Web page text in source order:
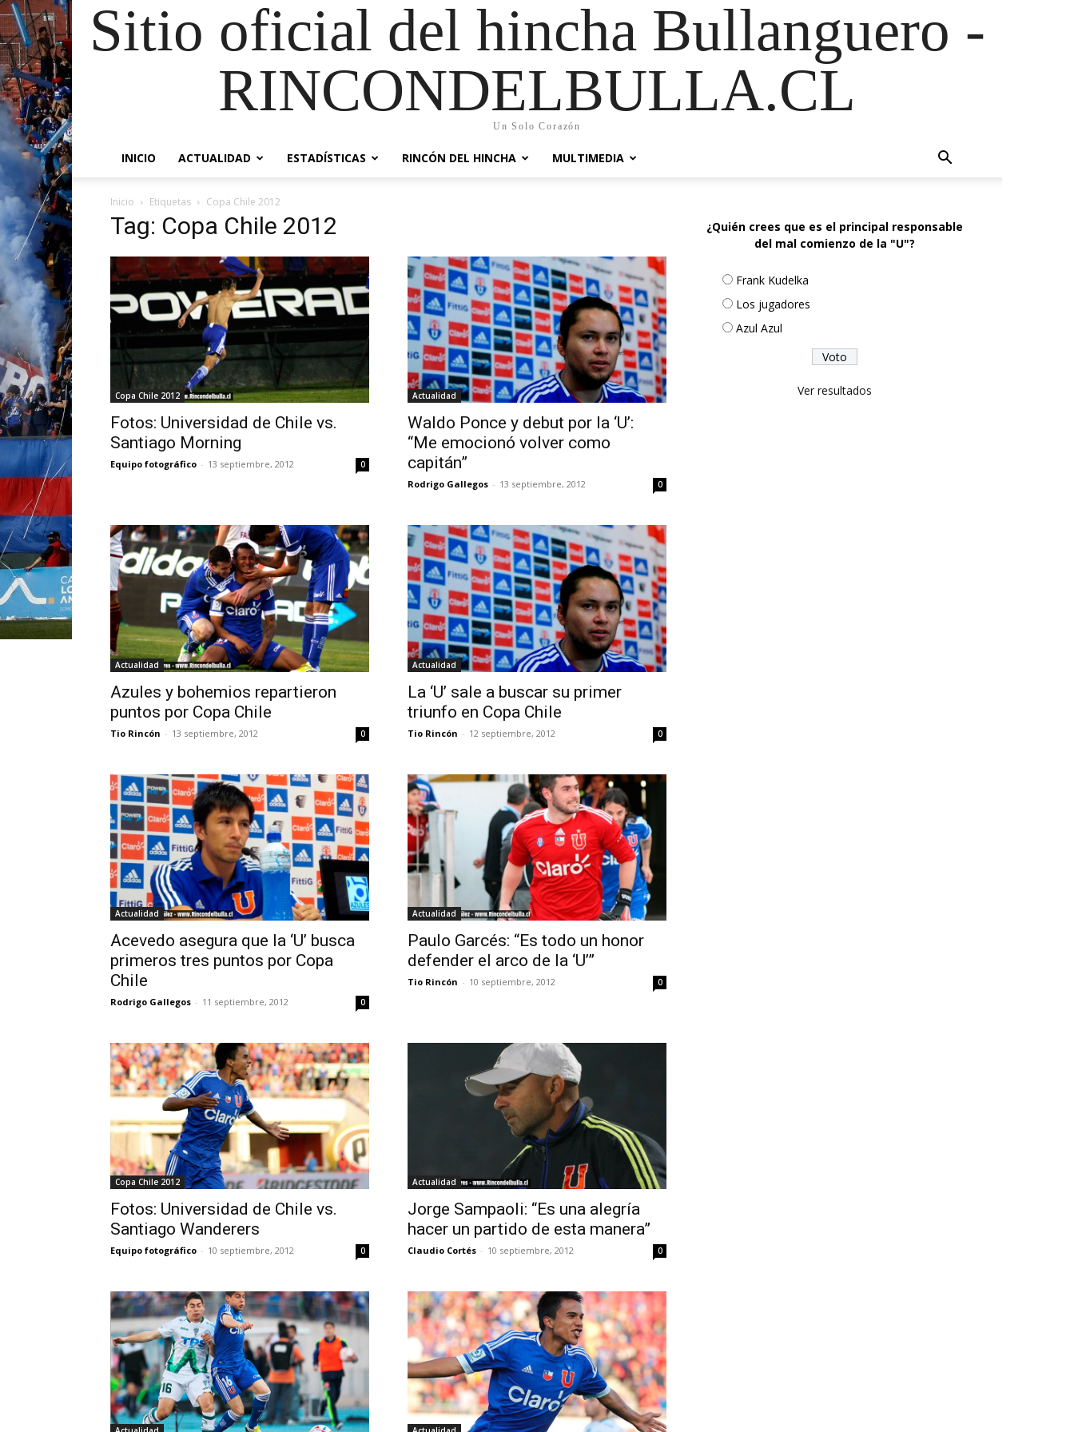
Sitio oficial del hincha Bullanguero -
RINCONDELBULLA.CL
Un Solo Corazón
INICIO ACTUALIDAD ESTADÍSTICAS RINCÓN DEL HINCHA MULTIMEDIA
Inicio Etiquetas Copa Chile 2012
Tag: Copa Chile 2012
Copa Chile 2012
Fotos: Universidad de Chile vs.
Santiago Morning
Equipo fotográfico - 13 septiembre, 2012 0
Actualidad
Waldo Ponce y debut por la ‘U’:
“Me emocionó volver como
capitán”
Rodrigo Gallegos - 13 septiembre, 2012 0
Actualidad
Azules y bohemios repartieron
puntos por Copa Chile
Tio Rincón - 13 septiembre, 2012 0
Actualidad
La ‘U’ sale a buscar su primer
triunfo en Copa Chile
Tio Rincón - 12 septiembre, 2012 0
Actualidad
Acevedo asegura que la ‘U’ busca
primeros tres puntos por Copa
Chile
Rodrigo Gallegos - 11 septiembre, 2012 0
Actualidad
Paulo Garcés: “Es todo un honor
defender el arco de la ‘U’”
Tio Rincón - 10 septiembre, 2012 0
Copa Chile 2012
Fotos: Universidad de Chile vs.
Santiago Wanderers
Equipo fotográfico - 10 septiembre, 2012 0
Actualidad
Jorge Sampaoli: “Es una alegría
hacer un partido de esta manera”
Claudio Cortés - 10 septiembre, 2012 0
¿Quién crees que es el principal responsable
del mal comienzo de la "U"?
Frank Kudelka
Los jugadores
Azul Azul
Ver resultados